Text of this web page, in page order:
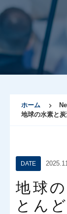
ホーム
地球の水素と
DATE
地球
とん